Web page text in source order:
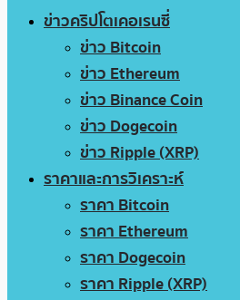
ข่าวคริปโตเคอเรนซี่
ข่าว Bitcoin
ข่าว Ethereum
ข่าว Binance Coin
ข่าว Dogecoin
ข่าว Ripple (XRP)
ราคาและการวิเคราะห์
ราคา Bitcoin
ราคา Ethereum
ราคา Dogecoin
ราคา Ripple (XRP)